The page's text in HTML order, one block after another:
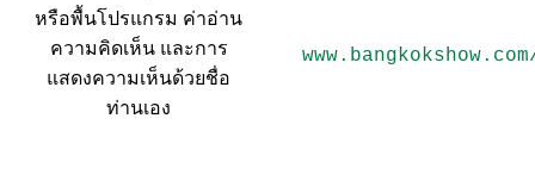
หรือพื้นโปรแกรม ค่าอ่าน
ความคิดเห็น และการ
แสดงความเห็นด้วยชื่อ
ท่านเอง